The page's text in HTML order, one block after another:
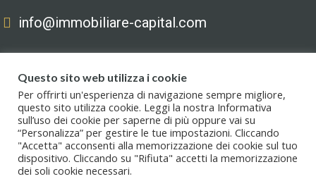
info@immobiliare-capital.com
Copyright © 2020. All Rights Reserved. Capital immobiliare S.r.l.s. | Le
immagini hanno valore puramente illustrativo. I prezzi e le informazioni
possono essere soggetti a modifiche.
Questo sito web utilizza i cookie
Per offrirti un'esperienza di navigazione sempre migliore,
questo sito utilizza cookie. Leggi la nostra Informativa
sull’uso dei cookie per saperne di più oppure vai su
“Personalizza” per gestire le tue impostazioni. Cliccando
"Accetta" acconsenti alla memorizzazione dei cookie sul tuo
dispositivo. Cliccando su "Rifiuta" accetti la memorizzazione
dei soli cookie necessari.